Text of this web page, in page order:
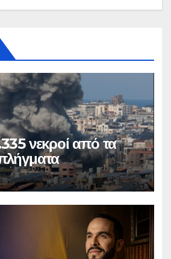
νεκροί από τα